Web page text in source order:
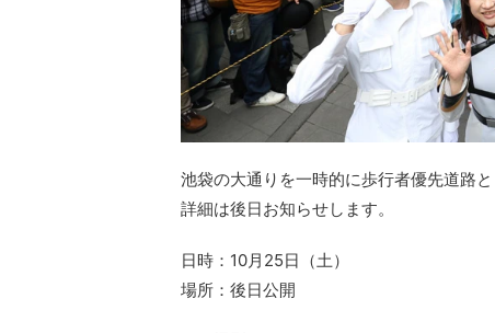
池袋の大通りを一時的に歩行者優先道路
詳細は後日お知らせします。
日時：10月25日（土）
場所：後日公開